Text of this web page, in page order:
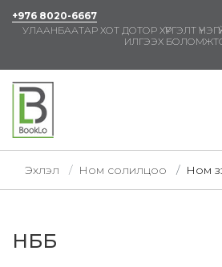
+976 8020-6667
УЛААНБААТАР ХОТ ДОТОР ХҮРГЭЛТ
ИЛГЭЭХ
Эхлэл Ном солилцоо Ном
НББ